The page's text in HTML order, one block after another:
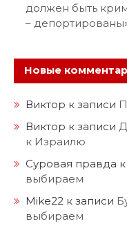
должен быть
–
Новые
Виктор к записи
Виктор к записи
к Израилю
Суровая правда
выбираем
Mike22 к записи
выбираем